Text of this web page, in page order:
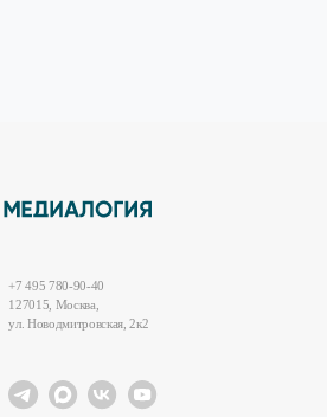
+7 495 780-90-40
127015, Москва,
ул. Новодмитровская, 2к2